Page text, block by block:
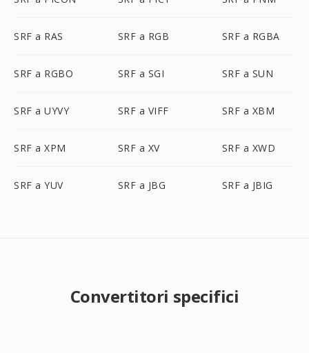
SRF a RAS SRF a RGB SRF a RGBA
SRF a RGBO SRF a SGI SRF a SUN
SRF a UYVY SRF a VIFF SRF a XBM
SRF a XPM SRF a XV SRF a XWD
SRF a YUV SRF a JBG SRF a JBIG
Convertitori specifici